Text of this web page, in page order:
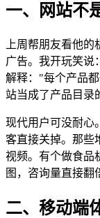
一、网站不
上周帮朋友看他
广告。我开玩笑说
解释："每个产品
站当成了产品目录
现代用户可没耐心
客直接关掉。那些
视频。有个做食品
图，咨询量直接翻
二、移动端